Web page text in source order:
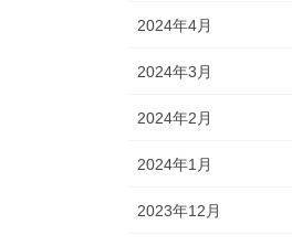
2024年4月
2024年3月
2024年2月
2024年1月
2023年12月